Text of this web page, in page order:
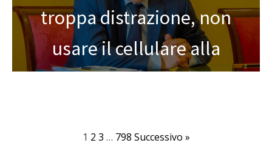
troppa distrazione, non
usare il cellulare alla
guida
1 2 3 … 798 Successivo »